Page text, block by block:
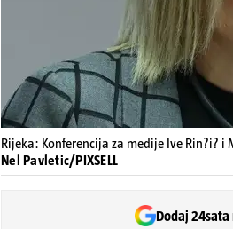
Rijeka: Konferencija za medije Ive Rin?i? i
Nel Pavletic/PIXSELL
Dodaj